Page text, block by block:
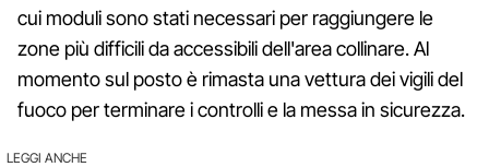
cui moduli sono stati necessari per raggiungere le
zone più difficili da accessibili dell'area collinare. Al
momento sul posto è rimasta una vettura dei vigili del
fuoco per terminare i controlli e la messa in sicurezza.
LEGGI ANCHE